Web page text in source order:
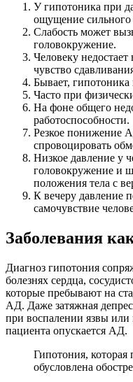
У гипотоника при
ощущение сильного
Слабость может
головокружение.
Человеку недостает
чувство
Бывает,
Часто при
На фоне общего
работоспособности.
Резкое понижение
спровоцировать
Низкое давление у
головокружение и
положения тела с
К вечеру давление
самочувствие
Заболевания
Диагноз гипотония
болезнях сердца,
которые пребывают на
АД. Даже затяжная
при воспалении язвы
пациента опускается АД.
Гипотония, которая
обусловлена